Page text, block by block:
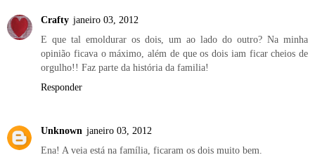
Crafty janeiro 03, 2012
E que tal emoldurar os dois, um ao lado do outro? Na minha
opinião ficava o máximo, além de que os dois iam ficar cheios de
orgulho!! Faz parte da história da familia!
Responder
Unknown janeiro 03, 2012
Ena! A veia está na família, ficaram os dois muito bem.